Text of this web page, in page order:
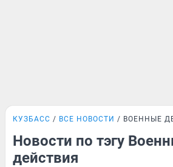
КУЗБАСС ВСЕ НОВОСТИ ВОЕННЫЕ
Новости по тэгу
действия